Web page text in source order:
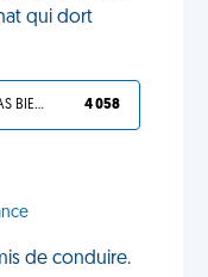
qui dort
TU L'AS BIEN MÉRITÉ 4 058
de conduire.